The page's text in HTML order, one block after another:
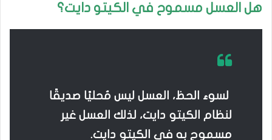
هل العسل مسموح في الكيتو دايت؟
لسوء الحظ، العسل ليس مُحليًا صديقًا
لنظام الكيتو دايت، لذلك العسل غير
مسموح به في الكيتو دايت.